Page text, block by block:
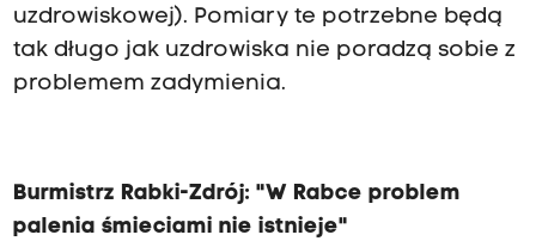
uzdrowiskowej). Pomiary te potrzebne będą
tak długo jak uzdrowiska nie poradzą sobie z
problemem zadymienia.
Burmistrz Rabki-Zdrój: "W Rabce problem
palenia śmieciami nie istnieje"